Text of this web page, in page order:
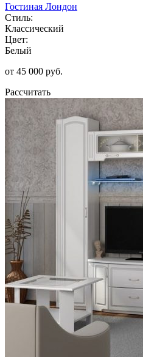
Гостиная Лондон
Стиль:
Классический
Цвет:
Белый
от 45 000 руб.
Рассчитать